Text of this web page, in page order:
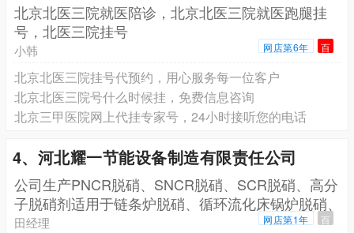
北京北医三院就医陪诊，北京北医三院就医跑腿挂
号，北医三院挂号
小韩 网店第6年 百
北京北医三院挂号代预约，用心服务每一位客户
北京北医三院号什么时候挂，免费信息咨询
北京三甲医院网上代挂专家号，24小时接听您的电话
4、河北耀一节能设备制造有限责任公司
公司生产PNCR脱硝、SNCR脱硝、SCR脱硝、高分
子脱硝剂适用于链条炉脱硝、循环流化床锅炉脱硝、
生
田经理 网店第1年 百